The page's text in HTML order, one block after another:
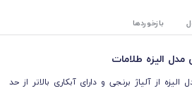
بازخوردها
الیزه طلامات
الیزه از آلیاژ برنجی و دارای آبکاری بالاتر از حد